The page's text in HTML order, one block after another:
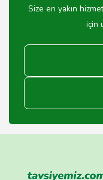
Size en yakın
için